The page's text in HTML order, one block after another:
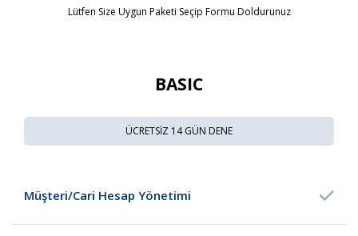
Lütfen Size Uygun Paketi Seçip Formu Doldurunuz
BASIC
ÜCRETSİZ 14 GÜN DENE
Müşteri/Cari Hesap Yönetimi